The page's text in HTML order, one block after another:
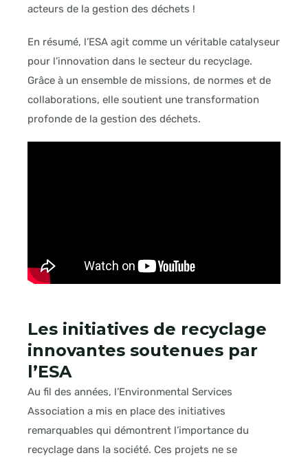
acteurs de la gestion des déchets !
En résumé, l’ESA agit comme un véritable catalyseur
pour l’innovation dans le secteur du recyclage.
Grâce à un ensemble de missions, de normes et de
collaborations, elle soutient une transformation
profonde de la gestion des déchets.
Les initiatives de recyclage
innovantes soutenues par
l’ESA
Au fil des années, l’Environmental Services
Association a mis en place des initiatives
remarquables qui démontrent l’importance du
recyclage dans la société. Ces projets ne se